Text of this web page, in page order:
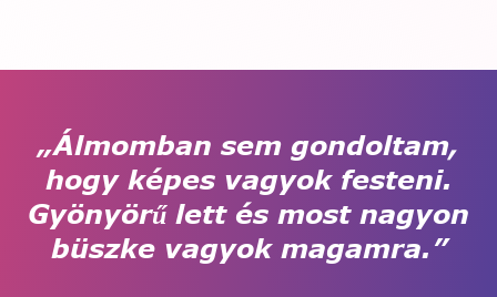
„Álmomban sem gondoltam,
hogy képes vagyok festeni.
Gyönyörű lett és most nagyon
büszke vagyok magamra.”